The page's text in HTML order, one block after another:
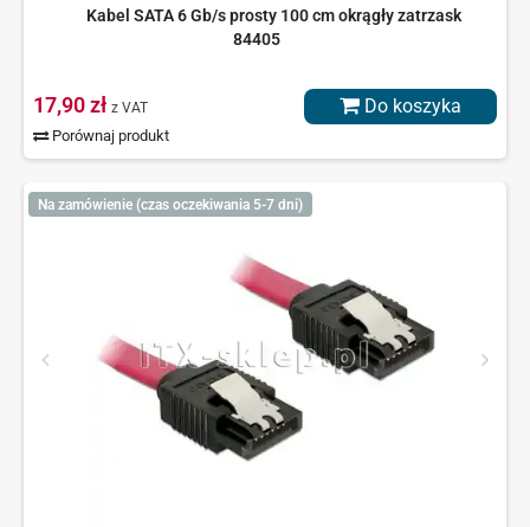
Kabel SATA 6 Gb/s prosty 100 cm okrągły zatrzask
84405
17,90 zł z VAT
Porównaj produkt
Do koszyka
Na zamówienie (czas oczekiwania 5-7 dni)